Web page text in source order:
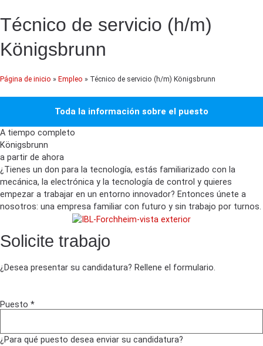
Técnico de servicio (h/m)
Königsbrunn
Página de inicio » Empleo » Técnico de servicio (h/m) Königsbrunn
Toda la información sobre el puesto
A tiempo completo
Königsbrunn
a partir de ahora
¿Tienes un don para la tecnología, estás familiarizado con la
mecánica, la electrónica y la tecnología de control y quieres
empezar a trabajar en un entorno innovador? Entonces únete a
nosotros: una empresa familiar con futuro y sin trabajo por turnos.
Solicite trabajo
¿Desea presentar su candidatura? Rellene el formulario.
Puesto *
¿Para qué puesto desea enviar su candidatura?